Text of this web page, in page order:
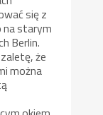
się z
na starym
Berlin.
że
można